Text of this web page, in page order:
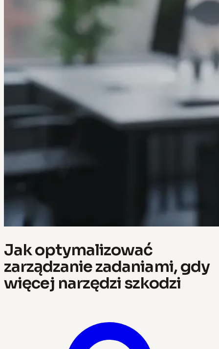
Jak optymalizować
zarządzanie zadaniami, gdy
więcej narzędzi szkodzi